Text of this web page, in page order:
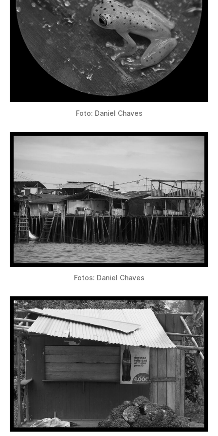
Foto: Daniel Chaves
Fotos: Daniel Chaves